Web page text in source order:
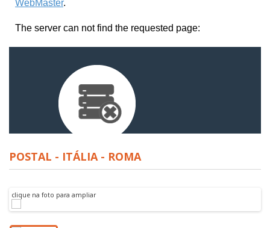
POSTAL - ITÁLIA - ROMA
clique na foto para ampliar